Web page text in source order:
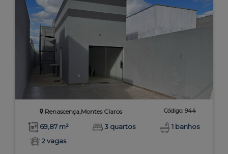
Renascença,Montes Claros Código: 944
69,87 m² 3 quartos
1 banhos
2 vagas